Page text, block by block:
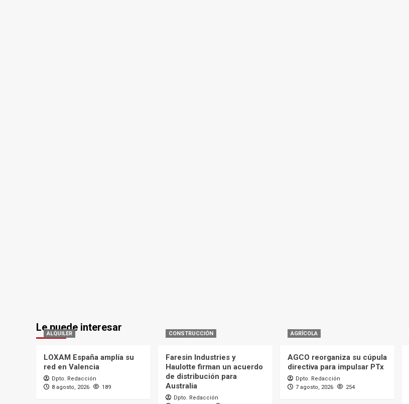
Le puede interesar
ALQUILER
LOXAM España amplía su
red en Valencia
Dpto. Redacción
8 agosto, 2026
189
CONSTRUCCIÓN
Faresin Industries y
Haulotte firman un acuerdo
de distribución para
Australia
Dpto. Redacción
AGRÍCOLA
AGCO reorganiza su cúpula
directiva para impulsar PTx
Dpto. Redacción
7 agosto, 2026
254